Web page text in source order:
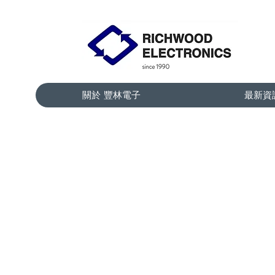
關於 豐林電子 最新資